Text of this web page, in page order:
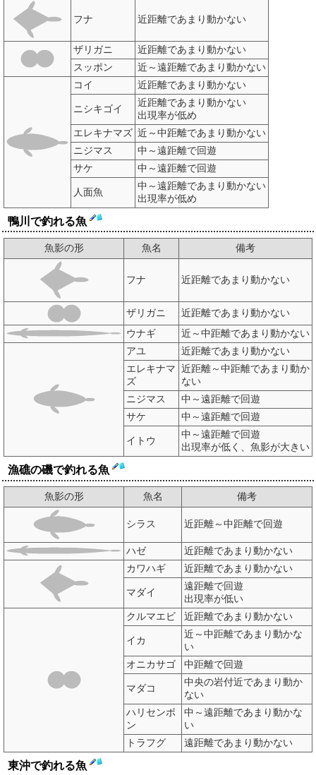
フナ 近距離であまり動かない
ザリガニ
近距離であまり動かない
スッポン
近～遠距離であまり動かない
コイ
近距離であまり動かない
ニシキゴイ
近距離であまり動かない
出現率が低め
エレキナマズ 近～中距離であまり動かない
ニジマス
中～遠距離で回遊
サケ
中～遠距離で回遊
人面魚
中～遠距離であまり動かない
出現率が低め
鴨川で釣れる魚
魚影の形 魚名 備考
フナ 近距離であまり動かない
ザリガニ
近距離であまり動かない
ウナギ
近～中距離であまり動かない
アユ
近距離であまり動かない
エレキナマ
ズ
近距離～中距離であまり動か
ない
ニジマス
中～遠距離で回遊
サケ
中～遠距離で回遊
イトウ
中～遠距離で回遊
出現率が低く、魚影が大きい
漁礁の磯で釣れる魚
魚影の形 魚名 備考
シラス 近距離～中距離で回遊
ハゼ
近距離であまり動かない
カワハギ
近距離であまり動かない
マダイ
遠距離で回遊
出現率が低い
クルマエビ
近距離であまり動かない
イカ
近～中距離であまり動かな
い
オニカサゴ
中距離で回遊
マダコ
中央の岩付近であまり動か
ない
ハリセンボ
ン
中～遠距離であまり動かな
い
トラフグ
遠距離であまり動かない
東沖で釣れる魚